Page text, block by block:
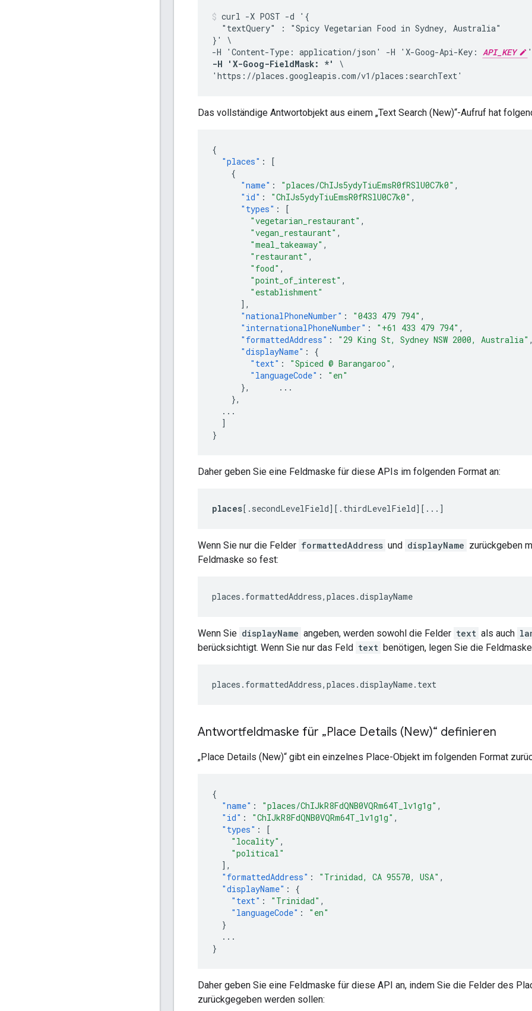
curl -X POST -d '{
  "textQuery" : "Spicy Vegetarian Food in Sydney, Australia"
}' \
-H 'Content-Type: application/json' -H 'X-Goog-Api-Key: API_KEY
-H 'X-Goog-FieldMask: *'
\
'https://places.googleapis.com/v1/places:searchText'
Das vollständige Antwortobjekt aus einem „Text Search (New)“-Aufruf hat
{
"places" :
[
{
"name" : "places/ChIJs5ydyTiuEmsR0fRSlU0C7k0" ,
"id" : "ChIJs5ydyTiuEmsR0fRSlU0C7k0" ,
"types" :
[
"vegetarian_restaurant" ,
"vegan_restaurant" ,
"meal_takeaway" ,
"restaurant" ,
"food" ,
"point_of_interest" ,
"establishment"
],
"nationalPhoneNumber" : "0433 479 794" ,
"internationalPhoneNumber" : "+61 433 479 794" ,
"formattedAddress" : "29 King St, Sydney NSW 2000, Australia"
"displayName" :
{
"text" : "Spiced @ Barangaroo" ,
"languageCode" :
"en"
},
...
},
...
]
}
Daher geben Sie eine Feldmaske für diese APIs im folgenden Format an:
places[.secondLevelField][.thirdLevelField][...]
Wenn Sie nur die Felder formattedAddress und displayName zurückgeben
Feldmaske so fest:
places.formattedAddress,places.displayName
Wenn Sie displayName angeben, werden sowohl die Felder text als auch
berücksichtigt. Wenn Sie nur das Feld text benötigen, legen Sie die
places.formattedAddress,places.displayName.text
Antwortfeldmaske für „Place Details (New)“ definieren
„Place Details (New)“ gibt ein einzelnes Place-Objekt im folgenden Format
{
"name" : "places/ChIJkR8FdQNB0VQRm64T_lv1g1g" ,
"id" : "ChIJkR8FdQNB0VQRm64T_lv1g1g" ,
"types" :
[
"locality" ,
"political"
],
"formattedAddress" : "Trinidad, CA 95570, USA" ,
"displayName" :
{
"text" : "Trinidad" ,
"languageCode" :
"en"
}
...
}
Daher geben Sie eine Feldmaske für diese API an, indem Sie die Felder des
zurückgegeben werden sollen: